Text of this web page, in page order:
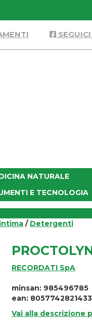
NATURALE
E TECNOLOGIA
/ Detergenti
RECORDATI SpA
minsan: 985496785
ean: 8057742821433
Vai alla descrizione